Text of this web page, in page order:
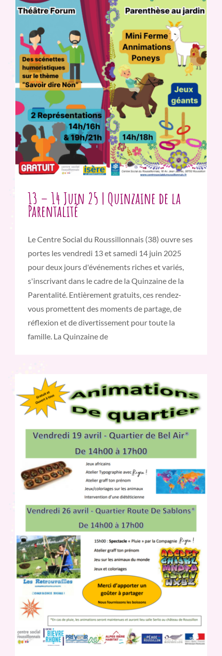
13 – 14 Juin 25 | Quinzaine de la
Parentalité
Le Centre Social du Roussillonnais (38) ouvre ses
portes les vendredi 13 et samedi 14 juin 2025
pour deux jours d'événements riches et variés,
s'inscrivant dans le cadre de la Quinzaine de la
Parentalité. Entièrement gratuits, ces rendez-
vous promettent des moments de partage, de
réflexion et de divertissement pour toute la
famille. La Quinzaine de